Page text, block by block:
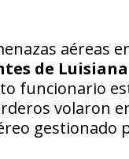
aéreas
de
funcionario
volaron
gestionado